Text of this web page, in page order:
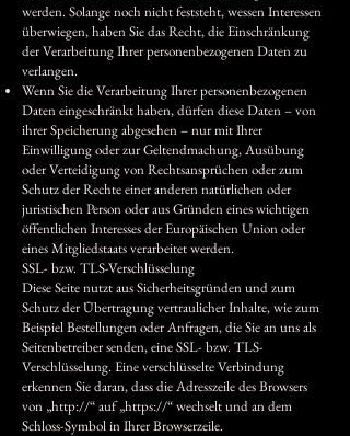
werden. Solange noch nicht feststeht, wessen Interessen
überwiegen, haben Sie das Recht, die Einschränkung
der Verarbeitung Ihrer personenbezogenen Daten zu
verlangen.
Wenn Sie die Verarbeitung Ihrer personenbezogenen
Daten eingeschränkt haben, dürfen diese Daten – von
ihrer Speicherung abgesehen – nur mit Ihrer
Einwilligung oder zur Geltendmachung, Ausübung
oder Verteidigung von Rechtsansprüchen oder zum
Schutz der Rechte einer anderen natürlichen oder
juristischen Person oder aus Gründen eines wichtigen
öffentlichen Interesses der Europäischen Union oder
eines Mitgliedstaats verarbeitet werden.
SSL- bzw. TLS-Verschlüsselung
Diese Seite nutzt aus Sicherheitsgründen und zum
Schutz der Übertragung vertraulicher Inhalte, wie zum
Beispiel Bestellungen oder Anfragen, die Sie an uns als
Seitenbetreiber senden, eine SSL- bzw. TLS-
Verschlüsselung. Eine verschlüsselte Verbindung
erkennen Sie daran, dass die Adresszeile des Browsers
von „http://“ auf „https://“ wechselt und an dem
Schloss-Symbol in Ihrer Browserzeile.